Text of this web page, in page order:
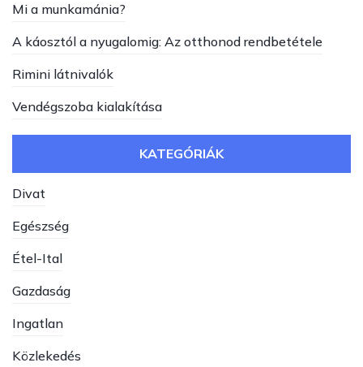
Mi a munkamánia?
A káosztól a nyugalomig: Az otthonod rendbetétele
Rimini látnivalók
Vendégszoba kialakítása
KATEGÓRIÁK
Divat
Egészség
Étel-Ital
Gazdaság
Ingatlan
Közlekedés